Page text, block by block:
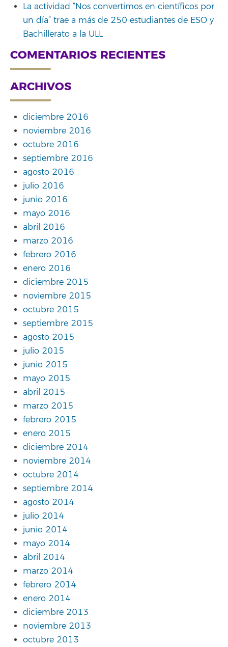
La actividad “Nos convertimos en científicos por
un día” trae a más de 250 estudiantes de ESO y
Bachillerato a la ULL
COMENTARIOS RECIENTES
ARCHIVOS
diciembre 2016
noviembre 2016
octubre 2016
septiembre 2016
agosto 2016
julio 2016
junio 2016
mayo 2016
abril 2016
marzo 2016
febrero 2016
enero 2016
diciembre 2015
noviembre 2015
octubre 2015
septiembre 2015
agosto 2015
julio 2015
junio 2015
mayo 2015
abril 2015
marzo 2015
febrero 2015
enero 2015
diciembre 2014
noviembre 2014
octubre 2014
septiembre 2014
agosto 2014
julio 2014
junio 2014
mayo 2014
abril 2014
marzo 2014
febrero 2014
enero 2014
diciembre 2013
noviembre 2013
octubre 2013